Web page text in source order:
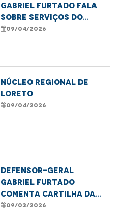
Gabriel Furtado fala
sobre serviços do
Cidadania Sobre Rodas
09/04/2026
Núcleo Regional de
Loreto
09/04/2026
Defensor-geral
Gabriel Furtado
comenta cartilha da
DPE/MA sobre educação
09/03/2026